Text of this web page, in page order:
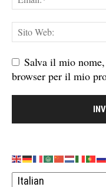
Salva il mio
browser per il mio